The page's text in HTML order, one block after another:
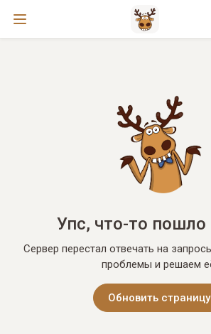
Упс, что-то пошло
Сервер перестал отвечать на
проблемы и решаем
Обновить страницу